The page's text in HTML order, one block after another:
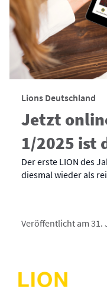
Lions Deutschland
Jetzt
1/2025 ist
Der erste LION des
diesmal wieder als
Veröffentlicht am 31.